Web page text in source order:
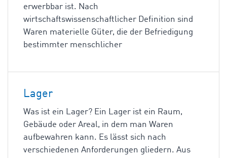
erwerbbar ist. Nach
wirtschaftswissenschaftlicher Definition sind
Waren materielle Güter, die der Befriedigung
bestimmter menschlicher
Lager
Was ist ein Lager? Ein Lager ist ein Raum,
Gebäude oder Areal, in dem man Waren
aufbewahren kann. Es lässt sich nach
verschiedenen Anforderungen gliedern. Aus